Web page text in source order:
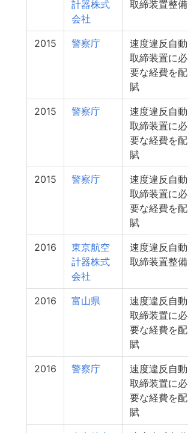
計器株式
会社
取締装置整備
2015 警察庁
速度違反自動
取締装置に必
要な経費を配
賦
2015 警察庁
速度違反自動
取締装置に必
要な経費を配
賦
2015 警察庁
速度違反自動
取締装置に必
要な経費を配
賦
2016
東京航空
計器株式
会社
速度違反自動
取締装置整備
2016 富山県
速度違反自動
取締装置に必
要な経費を配
賦
2016 警察庁
速度違反自動
取締装置に必
要な経費を配
賦